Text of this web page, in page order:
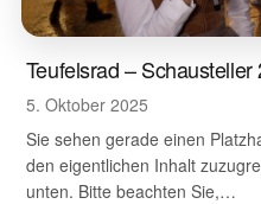
Teufelsrad – Schausteller
5. Oktober 2025
Sie sehen gerade einen
den eigentlichen Inhalt
unten. Bitte beachten Sie,…